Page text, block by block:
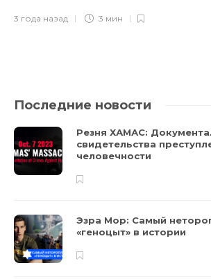
3 года назад 3 мин
Последние новости
Резня ХАМАС:
свидетельства
человечности
Эзра Мор: Самый
«геноцыт» в истории